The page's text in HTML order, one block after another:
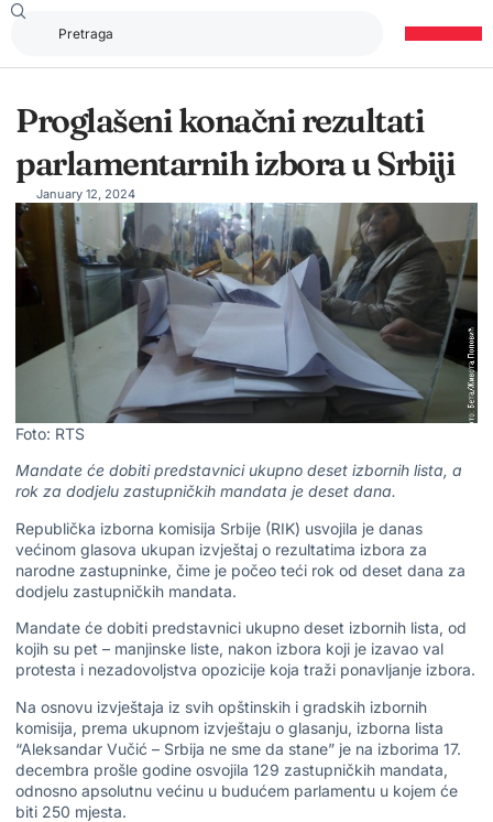
Proglašeni konačni rezultati
parlamentarnih izbora u Srbiji
January 12, 2024
Foto: RTS
Mandate će dobiti predstavnici ukupno deset izbornih lista, a
rok za dodjelu zastupničkih mandata je deset dana.
Republička izborna komisija Srbije (RIK) usvojila je danas
većinom glasova ukupan izvještaj o rezultatima izbora za
narodne zastupninke, čime je počeo teći rok od deset dana za
dodjelu zastupničkih mandata.
Mandate će dobiti predstavnici ukupno deset izbornih lista, od
kojih su pet – manjinske liste, nakon izbora koji je izavao val
protesta i nezadovoljstva opozicije koja traži ponavljanje izbora.
Na osnovu izvještaja iz svih opštinskih i gradskih izbornih
komisija, prema ukupnom izvještaju o glasanju, izborna lista
“Aleksandar Vučić – Srbija ne sme da stane” je na izborima 17.
decembra prošle godine osvojila 129 zastupničkih mandata,
odnosno apsolutnu većinu u budućem parlamentu u kojem će
biti 250 mjesta.